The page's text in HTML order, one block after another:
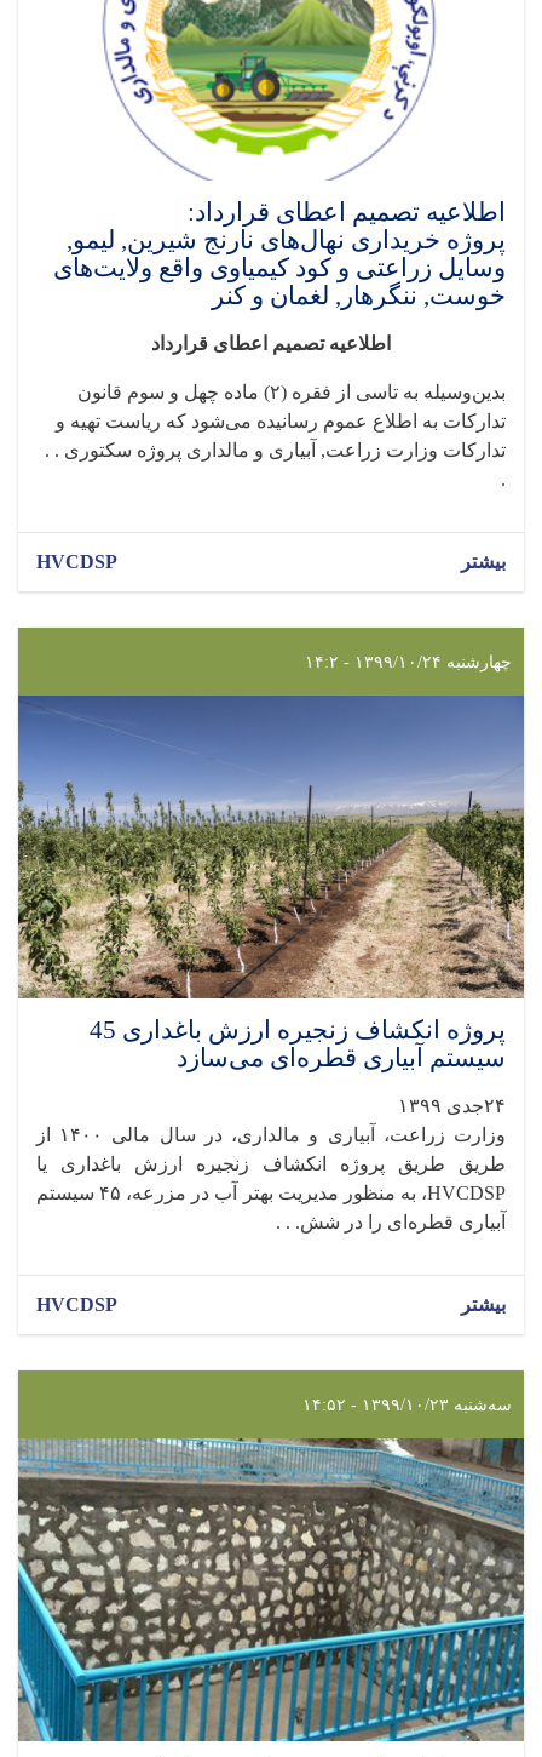
اطلاعیه تصمیم اعطای قرارداد:
پروژه خریداری نهال‌های نارنج شیرین, لیمو,
وسایل زراعتی و کود کیمیاوی واقع ولایت‌های
خوست, ننگرهار, لغمان و کنر
اطلاعیه تصمیم اعطای قرارداد
بدین‌وسیله به تاسی از فقره (۲) ماده چهل و سوم قانون
تدارکات به اطلاع عموم رسانیده می‌شود که ریاست تهیه و
تدارکات وزارت زراعت, آبیاری و مالداری پروژه سکتوری . .
.
بیشتر HVCDSP
چهارشنبه ۱۳۹۹/۱۰/۲۴ - ۱۴:۲
پروژه انکشاف زنجیره ارزش باغداری 45
سیستم آبیاری قطره‌ای می‌سازد
۲۴جدی ۱۳۹۹
وزارت زراعت، آبیاری و مالداری، در سال مالی ۱۴۰۰ از
طریق طریق پروژه انکشاف زنجیره ارزش باغداری یا
HVCDSP، به منظور مدیریت بهتر آب در مزرعه، ۴۵ سیستم
آبیاری قطره‌ای را در شش. . .
بیشتر HVCDSP
سه‌شنبه ۱۳۹۹/۱۰/۲۳ - ۱۴:۵۲